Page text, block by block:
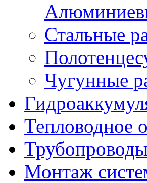
Стальные
Чугунные
Тепловодное
Монтаж